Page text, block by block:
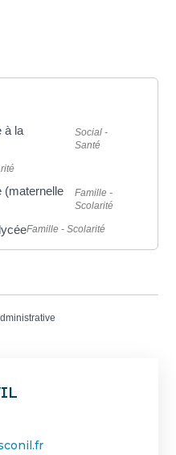
à la
Social -
Santé
(maternelle
Famille -
Scolarité
Famille - Scolarité